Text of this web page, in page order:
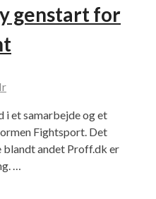
genstart for
i et samarbejde og et
Fightsport. Det
blandt andet Proff.dk er
…